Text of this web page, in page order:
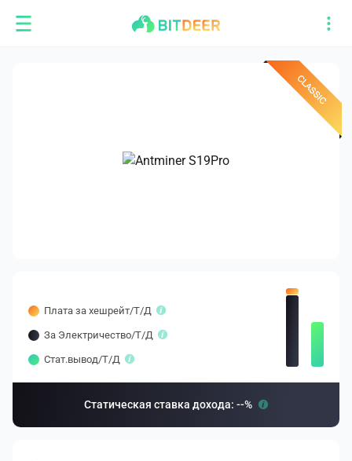
Плата за хешрейт/T/Д
За Электричество/T/Д
Стат.вывод/T/Д
Статическая ставка дохода: --%